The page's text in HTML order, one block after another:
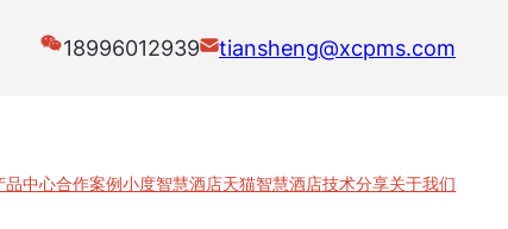
18996012939 tiansheng@xcpms.com
品中心合作案例小度智慧酒店天猫智慧酒店技术分享关于我们